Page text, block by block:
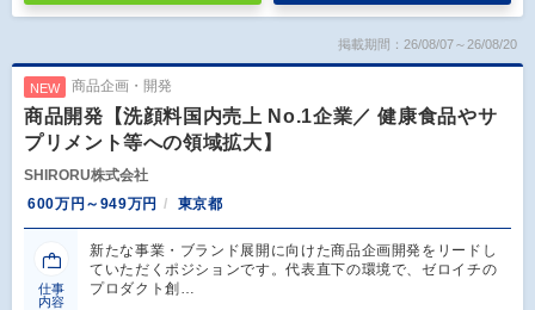
掲載期間：26/08/07～26/08/20
NEW 商品企画・開発
商品開発【洗顔料国内売上 No.1企業／ 健康食品やサ
プリメント等への領域拡大】
SHIRORU株式会社
600万円～949万円
東京都
仕事
内容
新たな事業・ブランド展開に向けた商品企画開発をリードし
ていただくポジションです。代表直下の環境で、ゼロイチの
プロダクト創…